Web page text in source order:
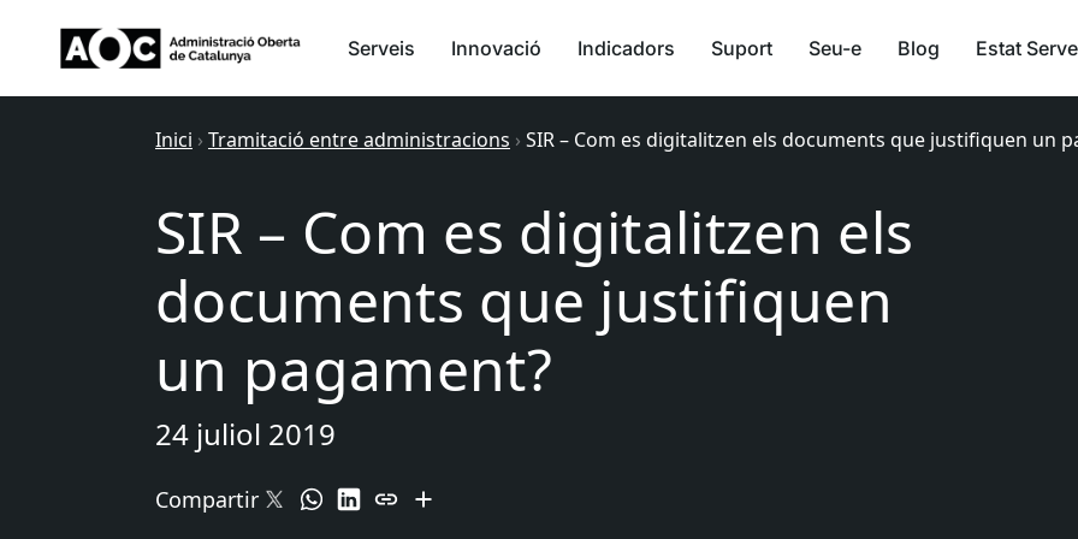
Serveis Innovació Indicadors Suport Seu-e Blog Estat
Inici › Tramitació entre administracions › SIR – Com es digitalitzen els documents que justifiquen un
SIR – Com es digitalitzen els
documents que justifiquen
un pagament?
24 juliol 2019
Compartir